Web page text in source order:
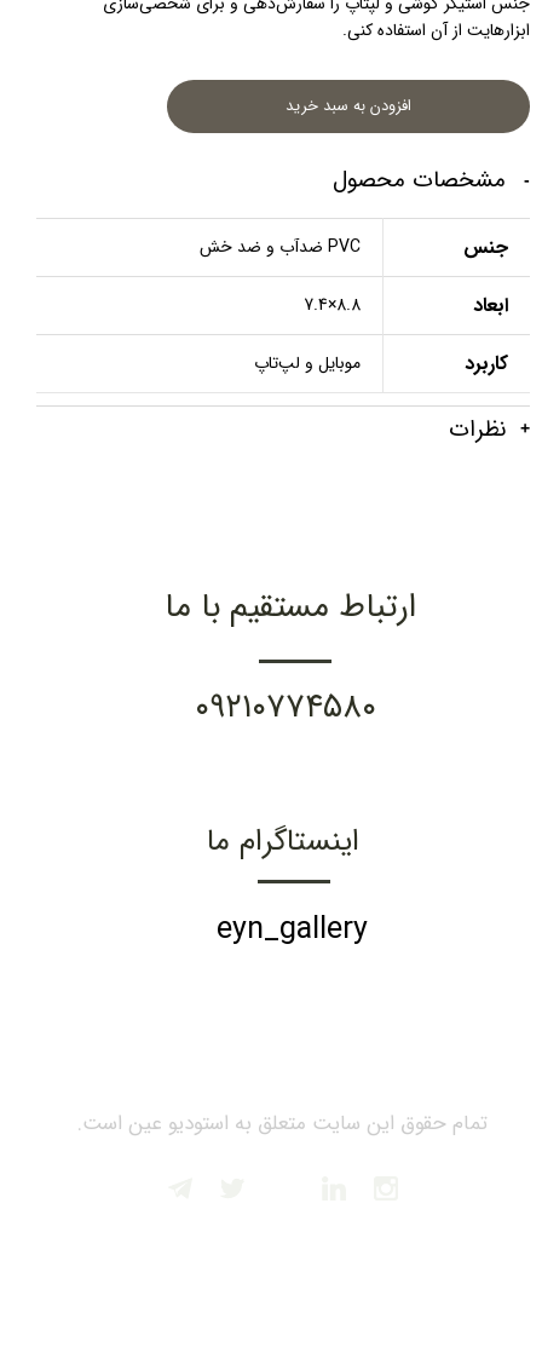
ابزارهایت از آن استفاده کنی.
افزودن به سبد خرید
مشخصات محصول
جنس PVC ضدآب و ضد خش
ابعاد 8.8×7.4
کاربرد موبایل و لپ‌تاپ
نظرات
تمام حقوق این سایت متعلق به استودیو عین است.
ارتباط مستقیم با ما
۰۹۲۱۰۷۷۴۵۸۰
اینستاگرام ما
eyn_gallery